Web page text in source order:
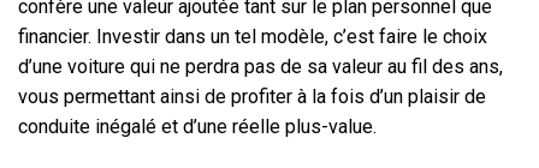
confère une valeur ajoutée tant sur le plan personnel que
financier. Investir dans un tel modèle, c’est faire le choix
d’une voiture qui ne perdra pas de sa valeur au fil des ans,
vous permettant ainsi de profiter à la fois d’un plaisir de
conduite inégalé et d’une réelle plus-value.